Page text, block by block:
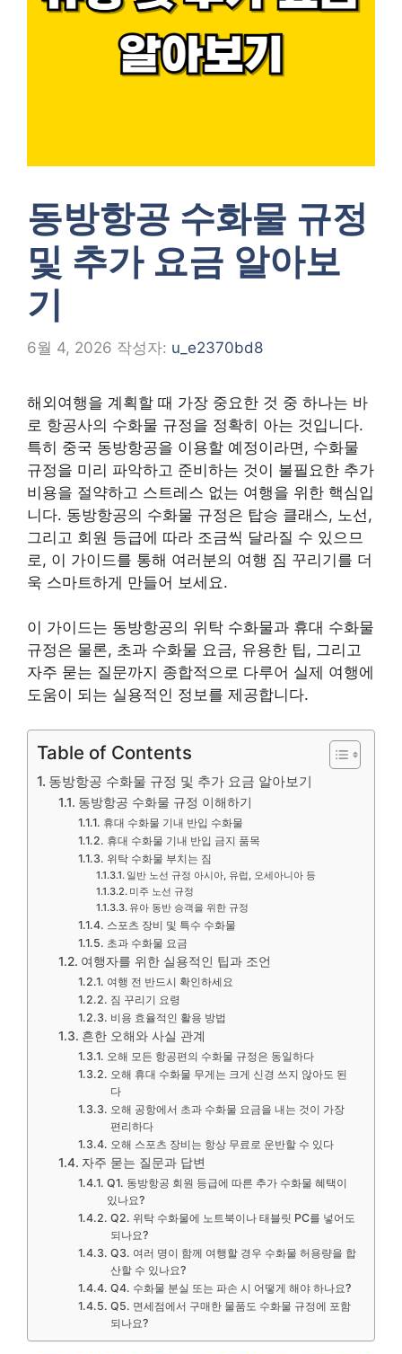
동방항공 수화물 규정
및 추가 요금 알아보
기
6월 4, 2026 작성자: u_e2370bd8
해외여행을 계획할 때 가장 중요한 것 중 하나는 바
로 항공사의 수화물 규정을 정확히 아는 것입니다.
특히 중국 동방항공을 이용할 예정이라면, 수화물
규정을 미리 파악하고 준비하는 것이 불필요한 추가
비용을 절약하고 스트레스 없는 여행을 위한 핵심입
니다. 동방항공의 수화물 규정은 탑승 클래스, 노선,
그리고 회원 등급에 따라 조금씩 달라질 수 있으므
로, 이 가이드를 통해 여러분의 여행 짐 꾸리기를 더
욱 스마트하게 만들어 보세요.
이 가이드는 동방항공의 위탁 수화물과 휴대 수화물
규정은 물론, 초과 수화물 요금, 유용한 팁, 그리고
자주 묻는 질문까지 종합적으로 다루어 실제 여행에
도움이 되는 실용적인 정보를 제공합니다.
Table of Contents
동방항공 수화물 규정 및 추가 요금 알아보기
동방항공 수화물 규정 이해하기
휴대 수화물 기내 반입 수화물
휴대 수화물 기내 반입 금지 품목
위탁 수화물 부치는 짐
일반 노선 규정 아시아, 유럽, 오세아니아 등
미주 노선 규정
유아 동반 승객을 위한 규정
스포츠 장비 및 특수 수화물
초과 수화물 요금
여행자를 위한 실용적인 팁과 조언
여행 전 반드시 확인하세요
짐 꾸리기 요령
비용 효율적인 활용 방법
흔한 오해와 사실 관계
오해 모든 항공편의 수화물 규정은 동일하다
오해 휴대 수화물 무게는 크게 신경 쓰지 않아도 된
다
오해 공항에서 초과 수화물 요금을 내는 것이 가장
편리하다
오해 스포츠 장비는 항상 무료로 운반할 수 있다
자주 묻는 질문과 답변
Q1. 동방항공 회원 등급에 따른 추가 수화물 혜택이
있나요?
Q2. 위탁 수화물에 노트북이나 태블릿 PC를 넣어도
되나요?
Q3. 여러 명이 함께 여행할 경우 수화물 허용량을 합
산할 수 있나요?
Q4. 수화물 분실 또는 파손 시 어떻게 해야 하나요?
Q5. 면세점에서 구매한 물품도 수화물 규정에 포함
되나요?